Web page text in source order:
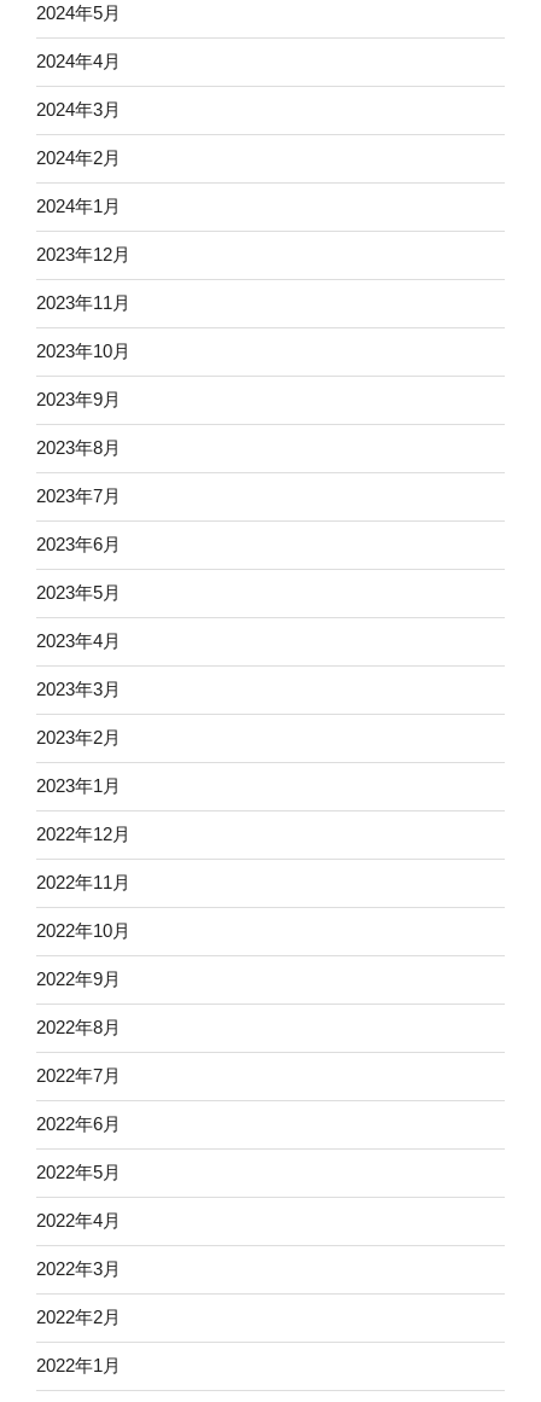
2024年5月
2024年4月
2024年3月
2024年2月
2024年1月
2023年12月
2023年11月
2023年10月
2023年9月
2023年8月
2023年7月
2023年6月
2023年5月
2023年4月
2023年3月
2023年2月
2023年1月
2022年12月
2022年11月
2022年10月
2022年9月
2022年8月
2022年7月
2022年6月
2022年5月
2022年4月
2022年3月
2022年2月
2022年1月